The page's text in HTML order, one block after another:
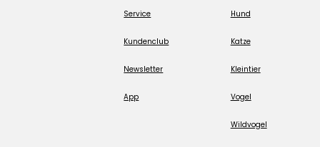
Service
Kundenclub
Newsletter
App
Hund
Katze
Kleintier
Vogel
Wildvogel